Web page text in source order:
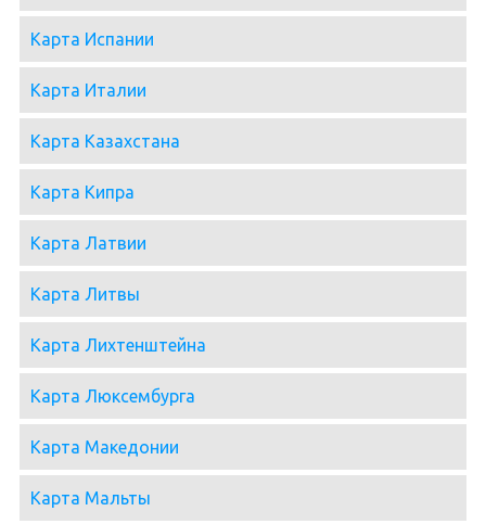
Карта Испании
Карта Италии
Карта Казахстана
Карта Кипра
Карта Латвии
Карта Литвы
Карта Лихтенштейна
Карта Люксембурга
Карта Македонии
Карта Мальты